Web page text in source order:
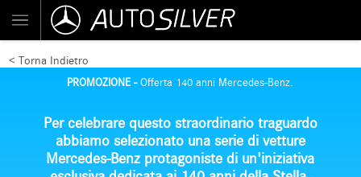
< Torna Indietro
PROMOZIONE -Offerta 140 anni Mercedes-Benz.
Per celebrare questo straordinario traguardo
abbiamo selezionato una serie di vetture
Mercedes-Benz protagoniste di un'iniziativa